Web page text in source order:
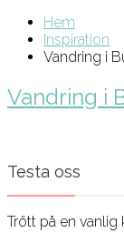
Hem
Inspiration
Vandring i
Vandring i
Testa oss
Trött på en vanlig